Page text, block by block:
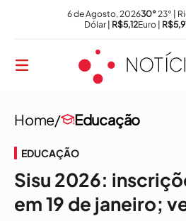
6 de Agosto, 202630°23° |
Dólar | R$5,12Euro |
Home/ Educação
EDUCAÇÃO
Sisu 2026:
em 19 de janeiro;